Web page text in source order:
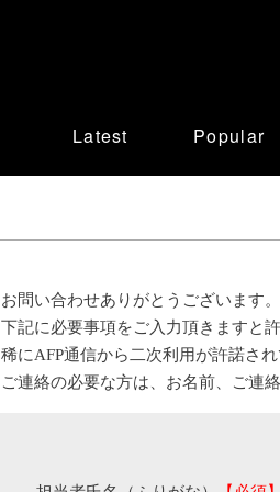
Latest Popular
お問い合わせありがとうございます。
下記に必要事項をご入力頂きますと
稀にAFP通信から二次利用が許諾さ
ご連絡の必要な方は、お名前、ご連